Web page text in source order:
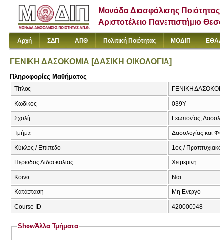
Μονάδα Διασφάλισης Ποιότητας
Αριστοτέλειο Πανεπιστήμιο
Αρχή ΣΔΠ ΑΠΘ Πολιτική Ποιότητας ΜΟΔΙΠ
ΓΕΝΙΚΗ ΔΑΣΟΚΟΜΙΑ [ΔΑΣΙΚΗ ΟΙΚΟΛΟΓΙΑ]
Πληροφορίες Μαθήματος
Τίτλος ΓΕΝΙΚΗ
Κωδικός 039Υ
Σχολή Γεωπονίας,
Τμήμα Δασολογίας και
Κύκλος / Επίπεδο 1ος /
Περίοδος Διδασκαλίας Χειμερινή
Κοινό Ναι
Κατάσταση Μη Ενεργό
Course ID 420000048
ShowΆλλα Τμήματα